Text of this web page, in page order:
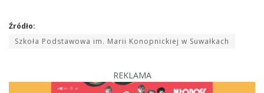
Źródło:
Szkoła Podstawowa im. Marii Konopnickiej w Suwałkach
REKLAMA